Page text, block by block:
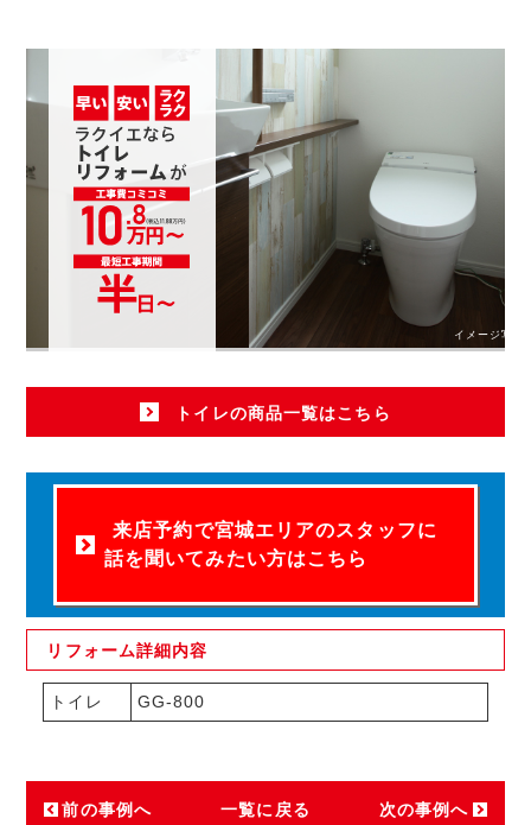
イメージ写真
トイレの商品一覧はこちら
来店予約で宮城エリアのスタッフに
話を聞いてみたい方はこちら
リフォーム詳細内容
トイレ GG-800
前の事例へ 一覧に戻る 次の事例へ